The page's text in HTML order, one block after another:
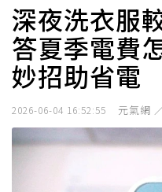
深夜洗衣服
答夏季電費
妙招助省電
2026-06-04 16:52:55 元氣網